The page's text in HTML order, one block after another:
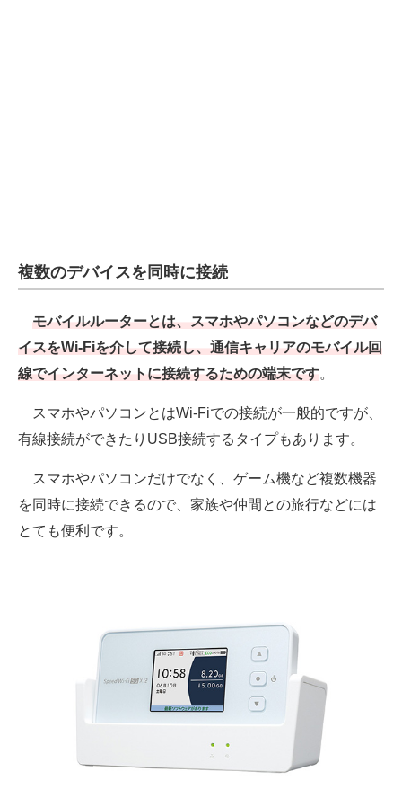
複数のデバイスを同時に接続
モバイルルーターとは、スマホやパソコンなどのデバ
イスをWi-Fiを介して接続し、通信キャリアのモバイル回
線でインターネットに接続するための端末です。
スマホやパソコンとはWi-Fiでの接続が一般的ですが、
有線接続ができたりUSB接続するタイプもあります。
スマホやパソコンだけでなく、ゲーム機など複数機器
を同時に接続できるので、家族や仲間との旅行などには
とても便利です。